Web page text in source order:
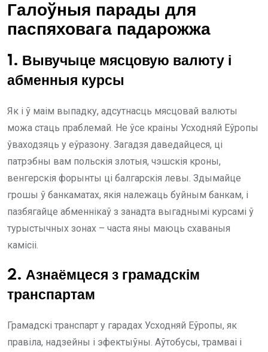
Галоўныя парады для
паспяховага падарожжа
1. Вывучыце мясцовую валюту і
абменныя курсы
Як і ў маім выпадку, адсутнасць мясцовай валюты
можа стаць праблемай. Не ўсе краіны Усходняй Еўропы
ўваходзяць у еўразону. Загадзя даведайцеся, ці
патрэбны вам польскія злотыя, чэшскія кроны,
венгерскія форынты ці балгарскія левы. Здымайце
грошы ў банкаматах, якія належаць буйным банкам, і
пазбягайце абменнікаў з занадта выгаднымі курсамі ў
турыстычных зонах – часта яны маюць схаваныя
камісіі.
2. Азнаёмцеся з грамадскім
транспартам
Грамадскі транспарт у гарадах Усходняй Еўропы, як
правіла, надзейны і эфектыўны. Аўтобусы, трамваі і